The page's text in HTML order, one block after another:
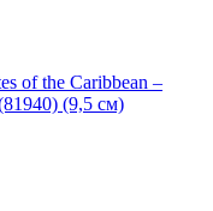
of the Caribbean –
(9,5 см)